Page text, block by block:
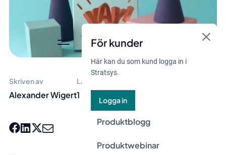
För kunder
Här kan du som kund logga in i
Stratsys.
Logga in
Produktblogg
Produktwebinar
Skriven av
Alexander Wigert
Lästid
1 min